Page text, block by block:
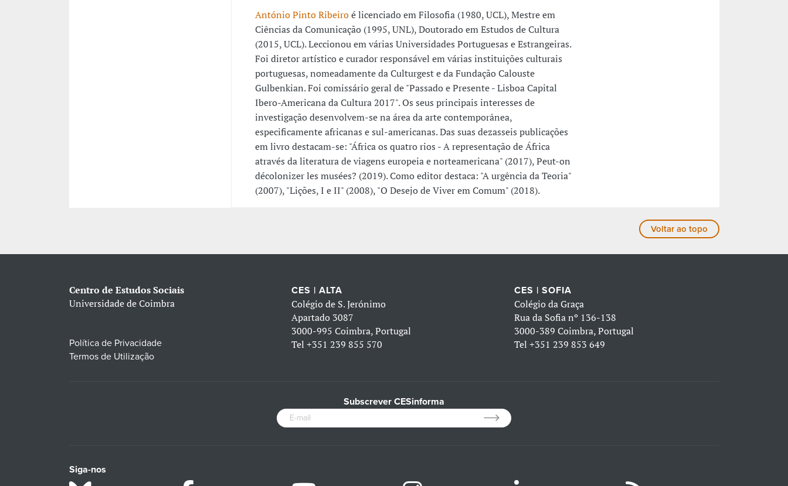
António Pinto Ribeiroé licenciado em Filosofia (1980, UCL), Mestre em
Ciências da Comunicação (1995, UNL), Doutorado em Estudos de Cultura
(2015, UCL). Leccionou em várias Universidades Portuguesas e Estrangeiras.
Foi diretor artístico e curador responsável em várias instituições culturais
portuguesas, nomeadamente da Culturgest e da Fundação Calouste
Gulbenkian. Foi comissário geral de "Passado e Presente - Lisboa Capital
Ibero-Americana da Cultura 2017". Os seus principais interesses de
investigação desenvolvem-se na área da arte contemporânea,
especificamente africanas e sul-americanas. Das suas dezasseis publicações
em livro destacam-se: "África os quatro rios - A representação de África
através da literatura de viagens europeia e norteamericana" (2017), Peut-on
décolonizer les musées? (2019). Como editor destaca: "A urgência da Teoria"
(2007), "Lições, I e II" (2008), "O Desejo de Viver em Comum" (2018).
Voltar ao topo
Centro de Estudos Sociais
Universidade de Coimbra
Política de Privacidade
Termos de Utilização
CES | ALTA
Colégio de S. Jerónimo
Apartado 3087
3000-995 Coimbra, Portugal
Tel+351 239 855 570
CES | SOFIA
Colégio da Graça
Rua da Sofia nº 136-138
3000-389 Coimbra, Portugal
Tel +351 239 853 649
Subscrever CESinforma
Siga-nos